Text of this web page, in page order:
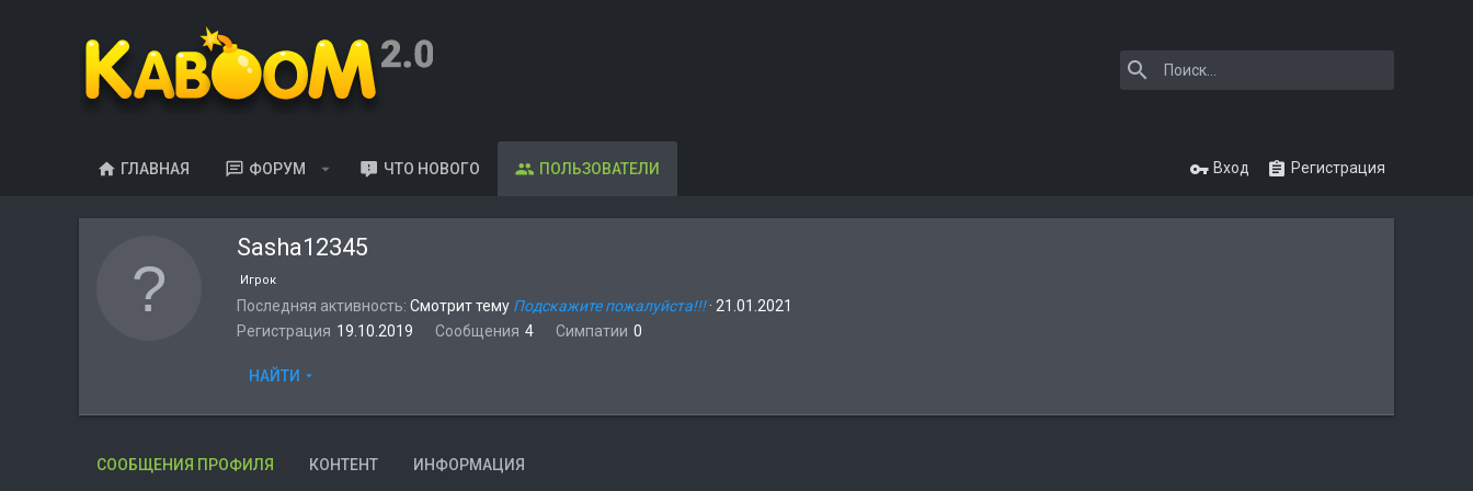
ГЛАВНАЯ ФОРУМ ЧТО НОВОГО ПОЛЬЗОВАТЕЛИ Вход Регистрация
Sasha12345
Игрок
Последняя активность Смотрит тему Подскажите пожалуйста!!! · 21.01.2021
Регистрация 19.10.2019 Сообщения 4 Симпатии 0
НАЙТИ
СООБЩЕНИЯ ПРОФИЛЯ КОНТЕНТ ИНФОРМАЦИЯ